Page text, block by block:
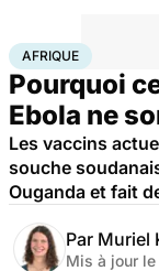
AccueilSanté
AFRIQUE
Pourquoi
Ebola ne
Les vaccins
souche
Ouganda et fait
Par Muriel
Mis à jour le